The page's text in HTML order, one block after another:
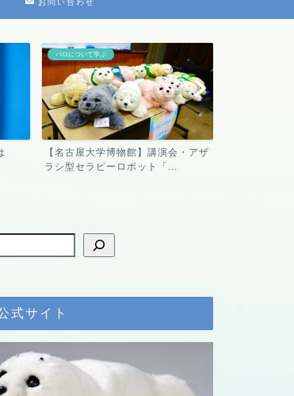
お問い合わせ
パロについて学ぶ
【名古屋大学博物館】講演会・アザ
ラシ型セラピーロボット「...
式サイト